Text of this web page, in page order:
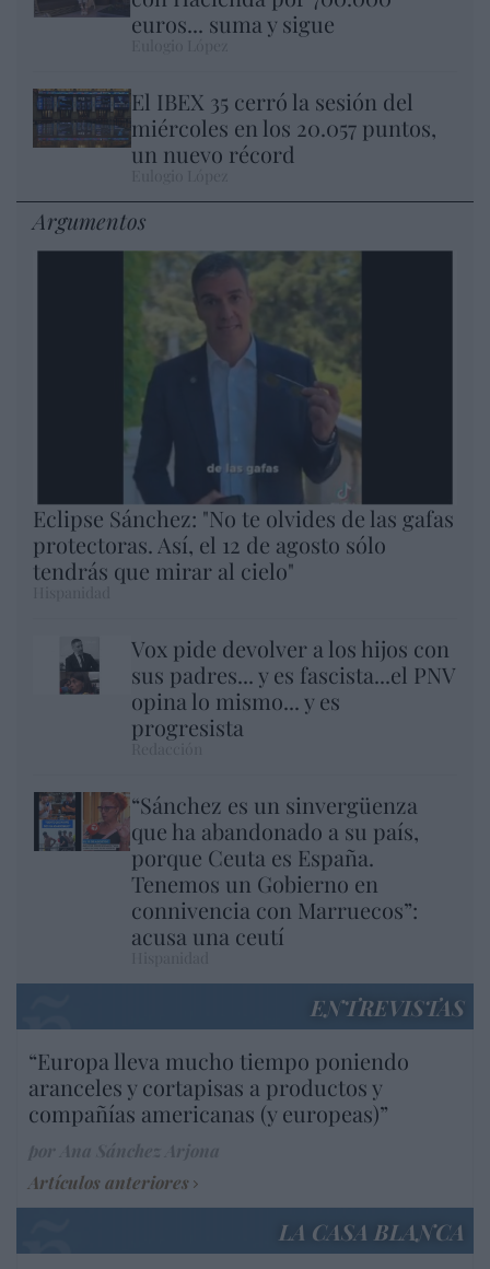
euros... suma y sigue
El IBEX 35 cerró la sesión del
miércoles en los 20.057 puntos,
un nuevo récord
Argumentos
Eclipse Sánchez: "No te olvides de las gafas
protectoras. Así, el 12 de agosto sólo
tendrás que mirar al cielo"
Vox pide devolver a los hijos con
sus padres... y es fascista...el PNV
opina lo mismo... y es
progresista
“Sánchez es un sinvergüenza
que ha abandonado a su país,
porque Ceuta es España.
Tenemos un Gobierno en
connivencia con Marruecos”:
acusa una ceutí
ENTREVISTAS
“Europa lleva mucho tiempo poniendo
aranceles y cortapisas a productos y
compañías americanas (y europeas)”
Artículos anteriores
LA CASA BLANCA